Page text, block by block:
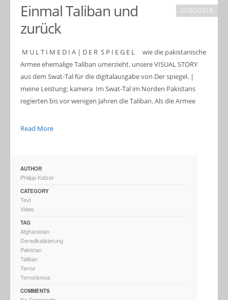
Einmal Taliban und
zurück
21/02/2018
M U L T I M E D I A | D E R S P I E G E L wie die pakistanische
Armee ehemalige Taliban umerzieht. unsere VISUAL STORY
aus dem Swat-Tal für die digitalausgabe von Der spiegel. |
meine Leistung: kamera Im Swat-Tal im Norden Pakistans
regierten bis vor wenigen Jahren die Taliban. Als die Armee
Read More
AUTHOR
Philipp Katzer
CATEGORY
Text
Video
TAG
Afghanistan
Deradikalisierung
Pakistan
Taliban
Terror
Terrorismus
COMMENTS